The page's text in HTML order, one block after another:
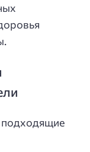
подходящие